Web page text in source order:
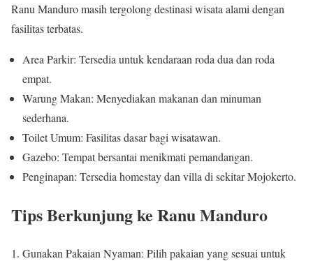
Ranu Manduro masih tergolong destinasi wisata alami dengan
fasilitas terbatas.
Area Parkir: Tersedia untuk kendaraan roda dua dan roda
empat.
Warung Makan: Menyediakan makanan dan minuman
sederhana.
Toilet Umum: Fasilitas dasar bagi wisatawan.
Gazebo: Tempat bersantai menikmati pemandangan.
Penginapan: Tersedia homestay dan villa di sekitar Mojokerto.
Tips Berkunjung ke Ranu Manduro
Gunakan Pakaian Nyaman: Pilih pakaian yang sesuai untuk